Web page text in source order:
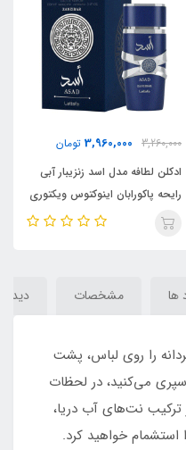
788,000
585,000 تومان
ادکلن 50 میل ارض الزعفران مدل
حیاتی رایحه اینوکتوس پاکورابان
(اینویکتوس)(hayaati) Paco
ها مشخصات
را روی لباس، پشت
می‌کنید، در لحظات
ترکیب نت‌های آب دریا،
استشمام خواهید کرد.